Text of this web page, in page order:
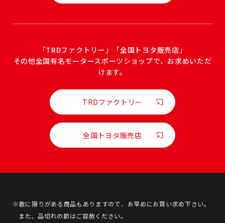
「TRDファクトリー」「全国トヨタ販売店」
その他全国有名モータースポーツショップで、お求めいただ
けます。
TRDファクトリー
全国トヨタ販売店
※数に限りがある商品もありますので、お早めにお買い求め下さい。
また、品切れの節はご容赦ください。